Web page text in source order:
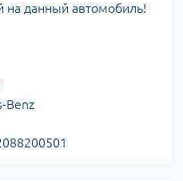
на данный автомобиль!
Benz